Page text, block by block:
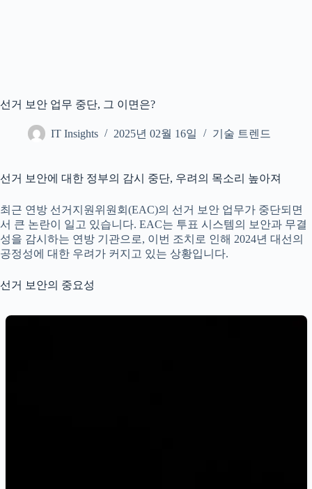
선거 보안 업무 중단, 그 이면은?
IT Insights 2025년 02월 16일 기술 트렌드
선거 보안에 대한 정부의 감시 중단, 우려의 목소리 높아져
최근 연방 선거지원위원회(EAC)의 선거 보안 업무가 중단되면
서 큰 논란이 일고 있습니다. EAC는 투표 시스템의 보안과 무결
성을 감시하는 연방 기관으로, 이번 조치로 인해 2024년 대선의
공정성에 대한 우려가 커지고 있는 상황입니다.
선거 보안의 중요성